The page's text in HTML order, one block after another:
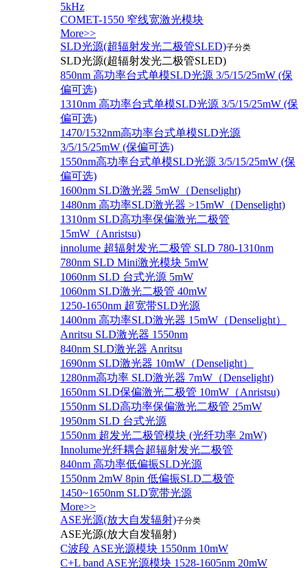
5kHz
COMET-1550 窄线宽激光模块
More>>
SLD光源(超辐射发光二极管SLED)子分类
SLD光源(超辐射发光二极管SLED)
850nm 高功率台式单模SLD光源 3/5/15/25mW (保
偏可选)
1310nm 高功率台式单模SLD光源 3/5/15/25mW (保
偏可选)
1470/1532nm高功率台式单模SLD光源
3/5/15/25mW (保偏可选)
1550nm高功率台式单模SLD光源 3/5/15/25mW (保
偏可选)
1600nm SLD激光器 5mW（Denselight)
1480nm 高功率SLD激光器 >15mW（Denselight)
1310nm SLD高功率保偏激光二极管
15mW（Anristsu)
innolume 超辐射发光二极管 SLD 780-1310nm
780nm SLD Mini激光模块 5mW
1060nm SLD 台式光源 5mW
1060nm SLD激光二极管 40mW
1250-1650nm 超宽带SLD光源
1400nm 高功率SLD激光器 15mW（Denselight）
Anritsu SLD激光器 1550nm
840nm SLD激光器 Anritsu
1690nm SLD激光器 10mW（Denselight）
1280nm高功率 SLD激光器 7mW（Denselight)
1650nm SLD保偏激光二极管 10mW（Anristsu)
1550nm SLD高功率保偏激光二极管 25mW
1950nm SLD 台式光源
1550nm 超发光二极管模块 (光纤功率 2mW)
Innolume光纤耦合超辐射发光二极管
840nm 高功率低偏振SLD光源
1550nm 2mW 8pin 低偏振SLD二极管
1450~1650nm SLD宽带光源
More>>
ASE光源(放大自发辐射)子分类
ASE光源(放大自发辐射)
C波段 ASE光源模块 1550nm 10mW
C+L band ASE光源模块 1528-1605nm 20mW